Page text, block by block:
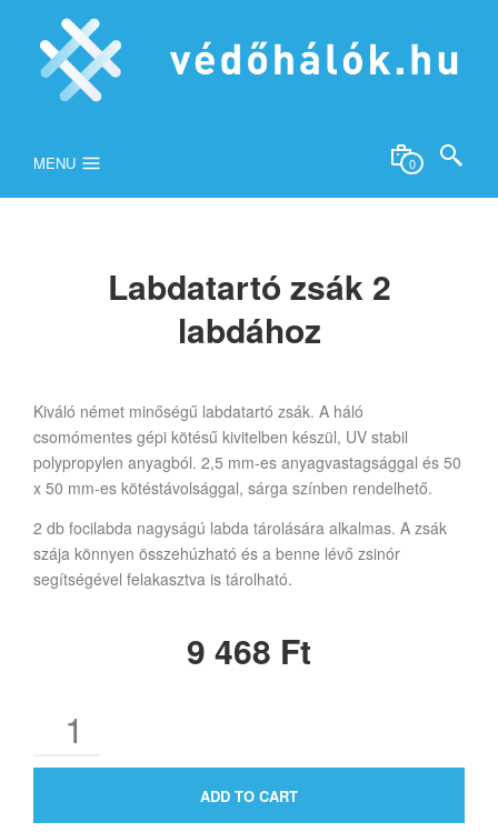
MENU 0
Labdatartó zsák 2
labdához
Kiváló német minőségű labdatartó zsák. A háló
csomómentes gépi kötésű kivitelben készül, UV stabil
polypropylen anyagból. 2,5 mm-es anyagvastagsággal és 50
x 50 mm-es kötéstávolsággal, sárga színben rendelhető.
2 db focilabda nagyságú labda tárolására alkalmas. A zsák
szája könnyen összehúzható és a benne lévő zsinór
segítségével felakasztva is tárolható.
9 468 Ft
ADD TO CART